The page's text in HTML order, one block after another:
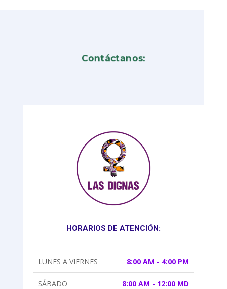
Contáctanos:
HORARIOS DE ATENCIÓN:
LUNES A VIERNES 8:00 AM - 4:00 PM
SÁBADO 8:00 AM - 12:00 MD